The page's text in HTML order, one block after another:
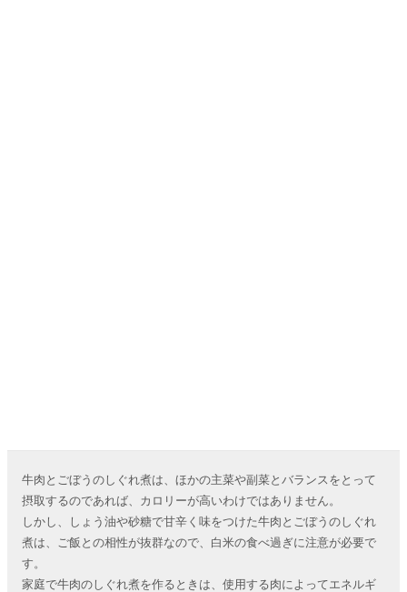
牛肉とごぼうのしぐれ煮は、ほかの主菜や副菜とバランスをとって
摂取するのであれば、カロリーが高いわけではありません。
しかし、しょう油や砂糖で甘辛く味をつけた牛肉とごぼうのしぐれ
煮は、ご飯との相性が抜群なので、白米の食べ過ぎに注意が必要で
す。
家庭で牛肉のしぐれ煮を作るときは、使用する肉によってエネルギ